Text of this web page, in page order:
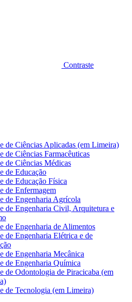
Contraste
de Ciências Aplicadas (em Limeira)
de Ciências Farmacêuticas
de Ciências Médicas
de Educação
de Educação Física
de Enfermagem
de Engenharia Agrícola
de Engenharia Civil, Arquitetura e
de Engenharia de Alimentos
de Engenharia Elétrica e de
de Engenharia Mecânica
de Engenharia Química
de Odontologia de Piracicaba (em
de Tecnologia (em Limeira)